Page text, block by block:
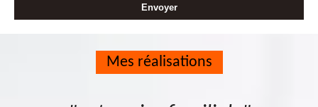
Mes réalisations